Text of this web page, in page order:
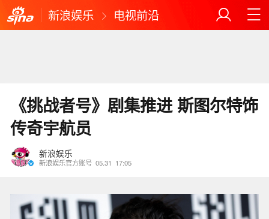
新浪娱乐 电视前沿
《挑战者号》剧集推进 斯图尔特饰
传奇宇航员
新浪娱乐
新浪娱乐官方账号 05.31 17:05